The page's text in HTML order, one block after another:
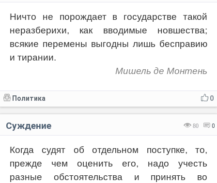
Ничто не порождает в государстве такой
неразберихи, как вводимые новшества;
всякие перемены выгодны лишь бесправию
и тирании.
Мишель де Монтень
0
Политика
80 0
Суждение
Когда судят об отдельном поступке, то,
прежде чем оценить его, надо учесть
разные обстоятельства и принять во